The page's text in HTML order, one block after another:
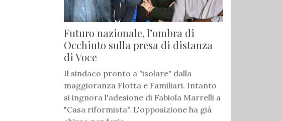
Futuro nazionale, l’ombra di
Occhiuto sulla presa di distanza
di Voce
Il sindaco pronto a "isolare" dalla
maggioranza Flotta e Familiari. Intanto
si ingnora l'adesione di Fabiola Marrelli a
"Casa riformista". L'opposizione ha già